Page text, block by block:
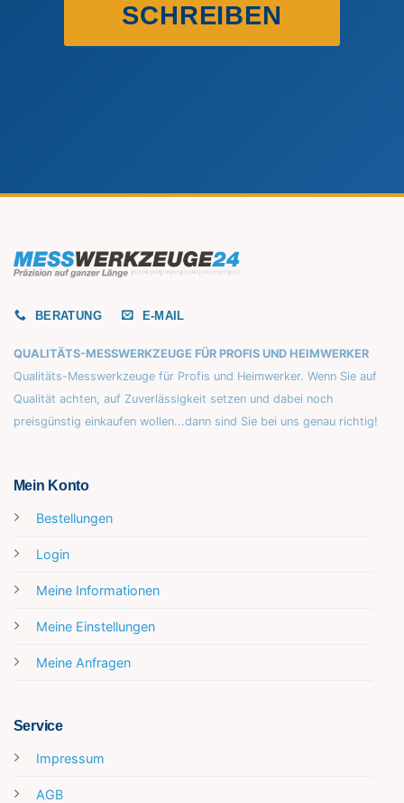
SCHREIBEN
BERATUNG E-MAIL
QUALITÄTS-MESSWERKZEUGE FÜR PROFIS UND HEIMWERKER
Qualitäts-Messwerkzeuge für Profis und Heimwerker. Wenn Sie auf
Qualität achten, auf Zuverlässigkeit setzen und dabei noch
preisgünstig einkaufen wollen...dann sind Sie bei uns genau richtig!
Mein Konto
Bestellungen
Login
Meine Informationen
Meine Einstellungen
Meine Anfragen
Service
Impressum
AGB